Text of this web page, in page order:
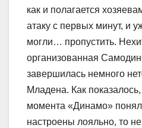
как и полагается
атаку с первых минут, и
могли… пропустить.
организованная
завершилась немного
Младена. Как
момента «Динамо»
настроены лояльно, то